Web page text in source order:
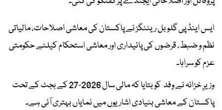
ایس اینڈ پی گلوبل ریٹنگز نے پاکستان کی معاشی اصلاحات، مالیاتی
نظم و ضبط، قرضوں کی پائیداری اور معاشی استحکام کیلئے حکومتی
عزم کو سراہا۔
وزیرِ خزانہ نے وفد کو بتایا کہ مالی سال 2026-27 کے بجٹ کے تحت
پاکستان کے معاشی بنیادی اشاریوں میں نمایاں بہتری آئی ہے۔